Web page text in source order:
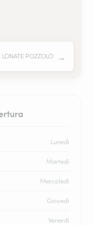
POZZOLO →
Lunedì
Martedì
Mercoledì
Giovedì
Venerdì